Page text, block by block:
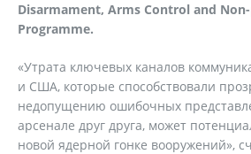
Disarmament, Arms Control and
Programme.
«Утрата ключевых каналов
и США, которые способствовали
недопущению ошибочных
арсенале друг друга, может
новой ядерной гонке вооружений»,